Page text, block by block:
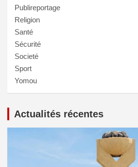
Publireportage
Religion
Santé
Sécurité
Societé
Sport
Yomou
Actualités récentes